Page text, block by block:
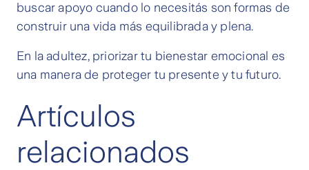
buscar apoyo cuando lo necesitás son formas de
construir una vida más equilibrada y plena.
En la adultez, priorizar tu bienestar emocional es
una manera de proteger tu presente y tu futuro.
Artículos
relacionados